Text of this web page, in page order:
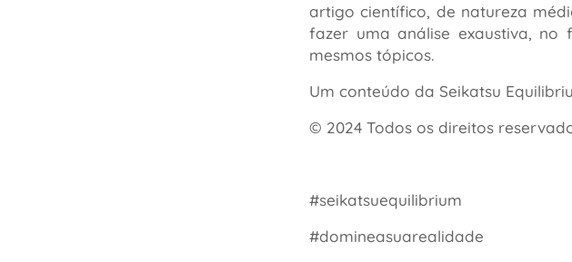
artigo científico, de natureza
fazer uma análise exaustiva,
mesmos tópicos.
Um conteúdo da Seikatsu
© 2024 Todos os direitos
#seikatsuequilibrium
#domineasuarealidade